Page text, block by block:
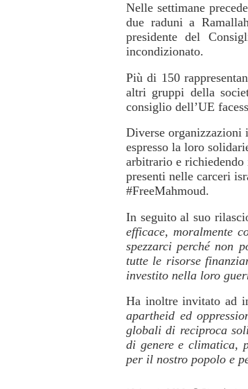
Nelle settimane
due raduni a
presidente del
incondizionato.
Più di 150
altri gruppi della
consiglio dell’UE
Diverse
espresso la loro
arbitrario e
presenti nelle carceri
#FreeMahmoud.
In seguito al suo
efficace, moralmente
spezzarci perché non
tutte le risorse
investito nella loro
Ha inoltre invitato ad
apartheid ed
globali di reciproca
di genere e climatica,
per il nostro popolo e